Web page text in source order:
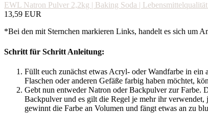
EWL Natron Pulver 2,2kg | Baking Soda |
13,59 EUR
*Bei den mit Sternchen markieren Links, handelt es sich um
Schritt für Schritt Anleitung:
Füllt euch zunächst etwas Acryl- oder Wandfarbe in ein
Flaschen oder anderen Gefäße farbig haben möchtet,
Gebt nun entweder Natron oder Backpulver zur Farbe.
Backpulver und es gilt die Regel je mehr ihr verwendet,
gewinnt die Farbe an Volumen und fängt etwas an zu